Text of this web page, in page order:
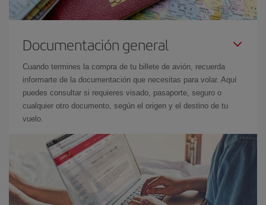
Documentación general
Cuando termines la compra de tu billete de avión, recuerda
informarte de la documentación que necesitas para volar. Aquí
puedes consultar si requieres visado, pasaporte, seguro o
cualquier otro documento, según el origen y el destino de tu
vuelo.